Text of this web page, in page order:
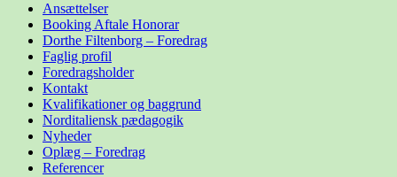
Ansættelser
Booking Aftale Honorar
Dorthe Filtenborg – Foredrag
Faglig profil
Foredragsholder
Kontakt
Kvalifikationer og baggrund
Norditaliensk pædagogik
Nyheder
Oplæg – Foredrag
Referencer